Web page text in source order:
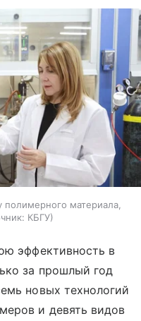
полимерного материала,
КБГУ
эффективность в
за прошлый год
новых технологий
и девять видов